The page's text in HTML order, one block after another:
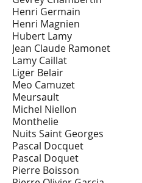
Henri Germain
Henri Magnien
Hubert Lamy
Jean Claude Ramonet
Lamy Caillat
Liger Belair
Meo Camuzet
Meursault
Michel Niellon
Monthelie
Nuits Saint Georges
Pascal Docquet
Pascal Doquet
Pierre Boisson